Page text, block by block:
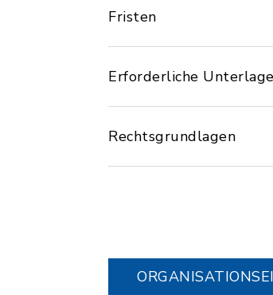
Fristen
Erforderliche
Rechtsgrundlagen